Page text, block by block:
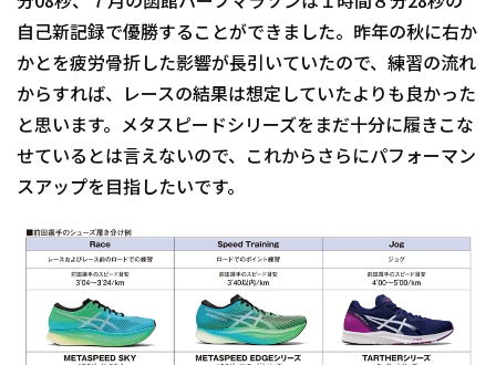
自己新記録で優勝することができました。昨年の秋に右か
かとを疲労骨折した影響が長引いていたので、練習の流れ
からすれば、レースの結果は想定していたよりも良かった
と思います。メタスピードシリーズをまだ十分に履きこな
せているとは言えないので、これからさらにパフォーマン
スアップを目指したいです。